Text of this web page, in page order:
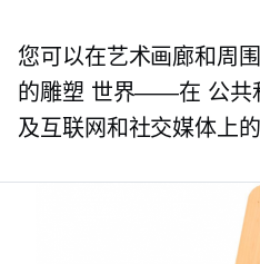
您可以在艺术画廊和周
的雕塑 世界——在 公共
及互联网和社交媒体上的